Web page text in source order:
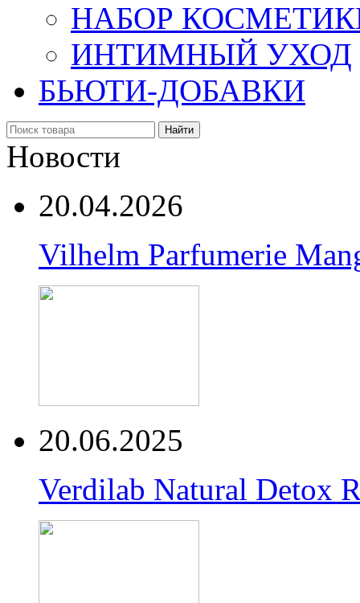
НАБОР
ИНТИМНЫЙ УХОД
БЬЮТИ-ДОБАВКИ
Найти
Новости
20.04.2026
Vilhelm Parfumerie
20.06.2025
Verdilab Natural Detox